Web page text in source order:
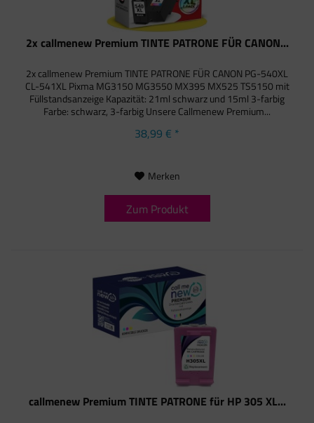
2x callmenew Premium TINTE PATRONE FÜR CANON...
2x callmenew Premium TINTE PATRONE FÜR CANON PG-540XL
CL-541XL Pixma MG3150 MG3550 MX395 MX525 TS5150 mit
Füllstandsanzeige Kapazität: 21ml schwarz und 15ml 3-farbig
Farbe: schwarz, 3-farbig Unsere Callmenew Premium...
38,99 € *
Merken
Zum Produkt
callmenew Premium TINTE PATRONE für HP 305 XL...